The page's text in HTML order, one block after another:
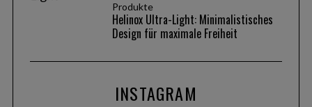
Produkte
Helinox Ultra-Light: Minimalistisches
Design für maximale Freiheit
INSTAGRAM